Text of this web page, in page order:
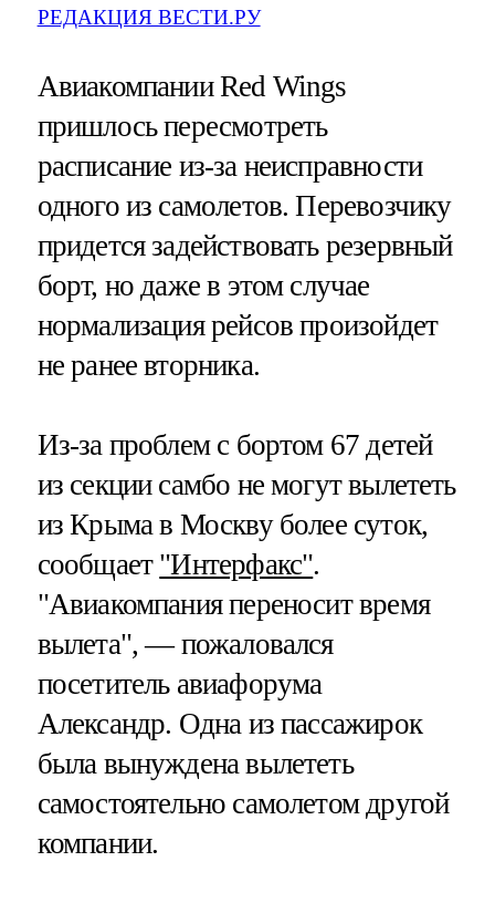
РЕДАКЦИЯ ВЕСТИ.РУ
Авиакомпании Red Wings
пришлось пересмотреть
расписание из-за неисправности
одного из самолетов. Перевозчику
придется задействовать резервный
борт, но даже в этом случае
нормализация рейсов произойдет
не ранее вторника.
Из-за проблем с бортом 67 детей
из секции самбо не могут вылететь
из Крыма в Москву более суток,
сообщает "Интерфакс".
"Авиакомпания переносит время
вылета", — пожаловался
посетитель авиафорума
Александр. Одна из пассажирок
была вынуждена вылететь
самостоятельно самолетом другой
компании.